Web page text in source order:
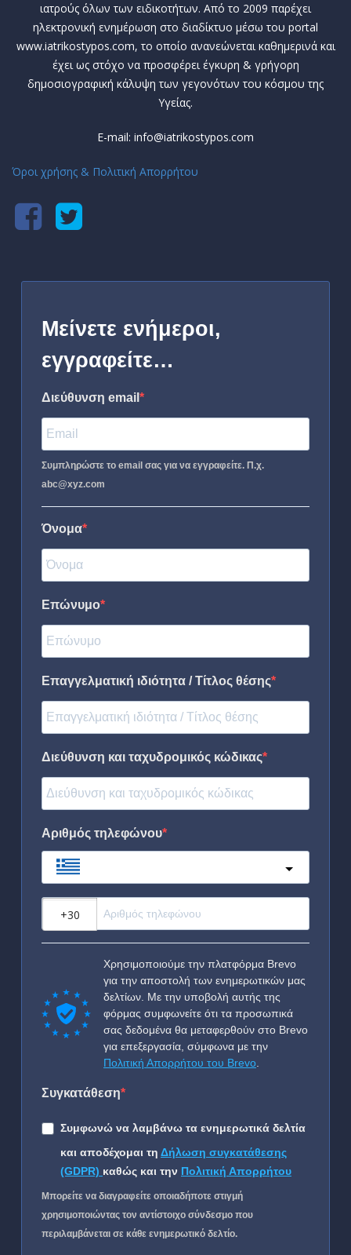
ιατρούς όλων των ειδικοτήτων. Από το 2009 παρέχει
ηλεκτρονική ενημέρωση στο διαδίκτυο μέσω του portal
www.iatrikostypos.com, το οποίο ανανεώνεται καθημερινά και
έχει ως στόχο να προσφέρει έγκυρη & γρήγορη
δημοσιογραφική κάλυψη των γεγονότων του κόσμου της
Υγείας.
E-mail: info@iatrikostypos.com
Όροι χρήσης & Πολιτική Απορρήτου
Μείνετε ενήμεροι,
εγγραφείτε…
Διεύθυνση email
Συμπληρώστε το email σας για να εγγραφείτε. Π.χ.
abc@xyz.com
Όνομα
Επώνυμο
Επαγγελματική ιδιότητα / Τίτλος θέσης
Διεύθυνση και ταχυδρομικός κώδικας
Αριθμός τηλεφώνου
Χρησιμοποιούμε την πλατφόρμα Brevo
για την αποστολή των ενημερωτικών μας
δελτίων. Με την υποβολή αυτής της
φόρμας συμφωνείτε ότι τα προσωπικά
σας δεδομένα θα μεταφερθούν στο Brevo
για επεξεργασία, σύμφωνα με την
Πολιτική Απορρήτου του Brevo
Συγκατάθεση
Συμφωνώ να λαμβάνω τα ενημερωτικά δελτία
και αποδέχομαι τη Δήλωση συγκατάθεσης
(GDPR) καθώς και την Πολιτική Απορρήτου
Μπορείτε να διαγραφείτε οποιαδήποτε στιγμή
χρησιμοποιώντας τον αντίστοιχο σύνδεσμο που
περιλαμβάνεται σε κάθε ενημερωτικό δελτίο.